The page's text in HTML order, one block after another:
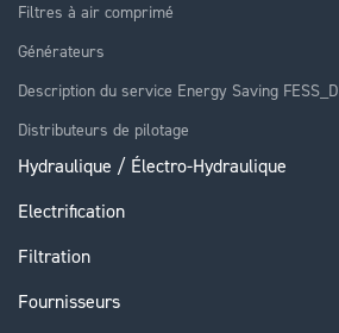
Filtres à air comprimé
Générateurs
Description du service Energy Saving FESS_D
Distributeurs de pilotage
Hydraulique / Électro-Hydraulique
Electrification
Filtration
Fournisseurs